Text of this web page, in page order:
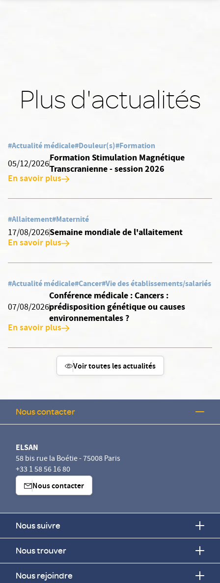
Plus d'actualités
#Actualité médicale#Douleur(s)#Formation
05/12/2026
Formation Stimulation Magnétique
Transcranienne - session 2026
En savoir plus
#Allaitement#Maternité
17/08/2026Semaine mondiale de l'allaitement
En savoir plus
#Actualité médicale#Cancer#Vie des établissements/salariés
07/08/2026
Conférence médicale : Cancers :
prédisposition génétique ou causes
environnementales ?
En savoir plus
Voir toutes les actualités
Nous contacter
ELSAN
58 bis rue la Boétie - 75008 Paris
+33 1 58 56 16 80
Nous contacter
Nous suivre
Nous trouver
Nous rejoindre